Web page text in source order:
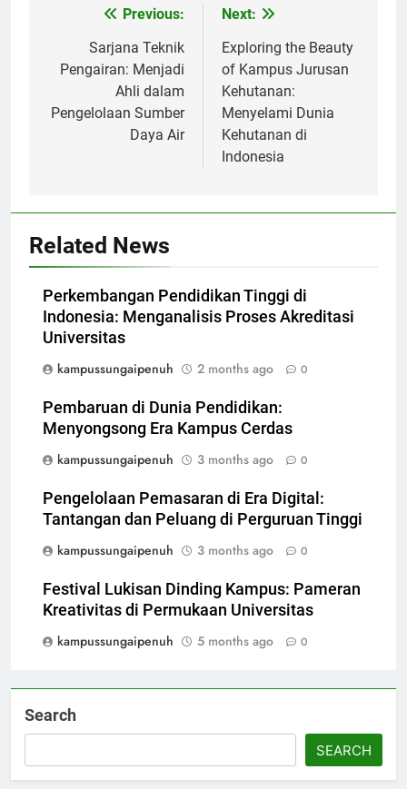
navigation
Previous:
Sarjana Teknik
Pengairan: Menjadi
Ahli dalam
Pengelolaan Sumber
Daya Air
Next:
Exploring the Beauty
of Kampus Jurusan
Kehutanan:
Menyelami Dunia
Kehutanan di
Indonesia
Related News
Perkembangan Pendidikan Tinggi di
Indonesia: Menganalisis Proses Akreditasi
Universitas
kampussungaipenuh
2 months ago 0
Pembaruan di Dunia Pendidikan:
Menyongsong Era Kampus Cerdas
kampussungaipenuh
3 months ago 0
Pengelolaan Pemasaran di Era Digital:
Tantangan dan Peluang di Perguruan Tinggi
kampussungaipenuh
3 months ago 0
Festival Lukisan Dinding Kampus: Pameran
Kreativitas di Permukaan Universitas
kampussungaipenuh
5 months ago 0
Search
SEARCH